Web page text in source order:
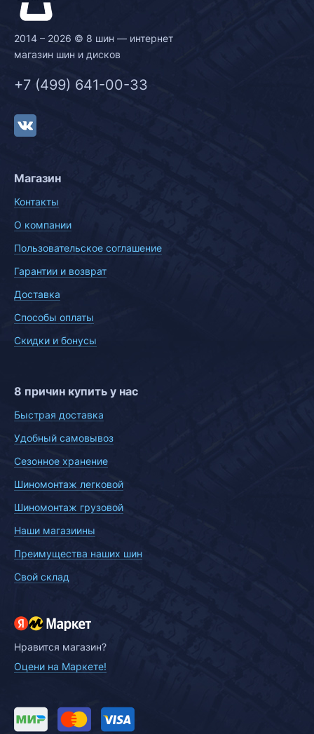
2014 – 2026 © 8 шин — интернет
магазин шин и дисков
+7 (499) 641-00-33
Магазин
Контакты
О компании
Пользовательское соглашение
Гарантии и возврат
Доставка
Способы оплаты
Скидки и бонусы
8 причин купить у нас
Быстрая доставка
Удобный самовывоз
Сезонное хранение
Шиномонтаж легковой
Шиномонтаж грузовой
Наши магазиины
Преимущества наших шин
Свой склад
Нравится магазин?
Оцени на Маркете!